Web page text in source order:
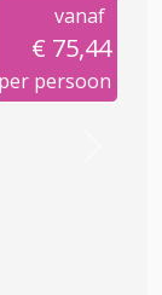
vanaf
€ 75,44
per persoon